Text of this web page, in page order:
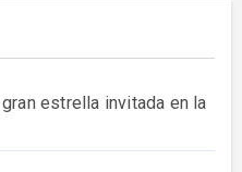
estrella invitada en la